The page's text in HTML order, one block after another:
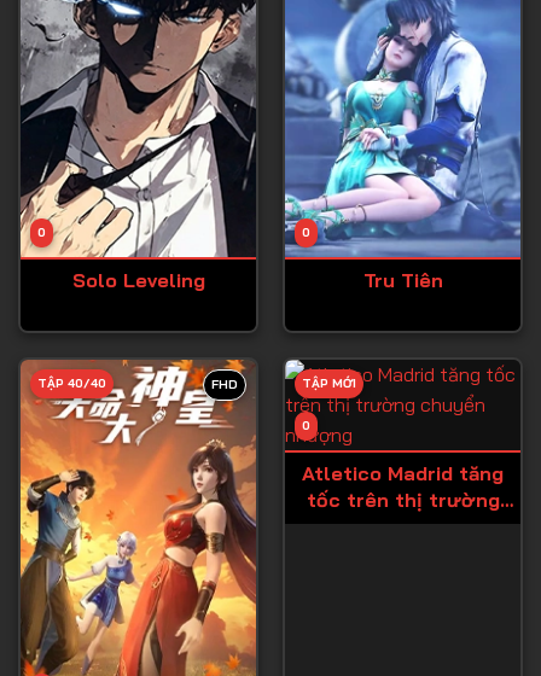
Tập 20
Tập 21
Tập 22
Tập 23
Tập 24
Tập 25
Tập 26
Tập 29
Tập 30
Tập 32
Tập 33
Tập 34
Tập 35
0
Solo Leveling
0
Tru Tiên
FHD
TẬP 40/40
0
TẬP MỚI
Atletico Madrid tăng
tốc trên thị trường
chuyển nhượng